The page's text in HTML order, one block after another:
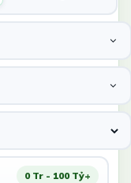
0 Tr - 100 Tỷ+